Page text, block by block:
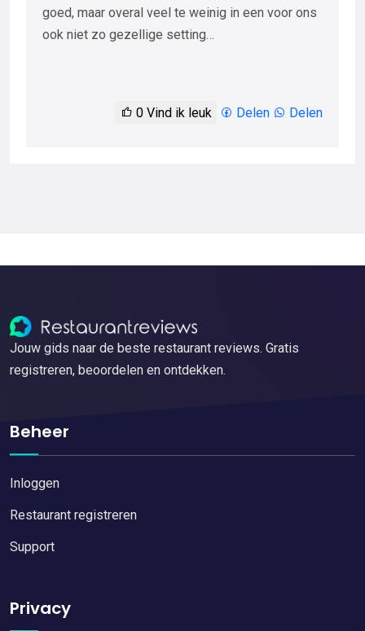
goed, maar overal veel te weinig in een voor ons
ook niet zo gezellige setting…
0 Vind ik leuk Delen Delen
Jouw gids naar de beste restaurant reviews. Gratis
registreren, beoordelen en ontdekken.
Beheer
Inloggen
Restaurant registreren
Support
Privacy